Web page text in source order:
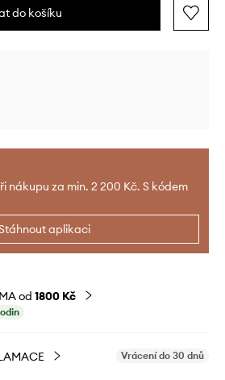
do košíku
nákupu za min. 2 200 Kč. S kódem
aplikaci
od 1800 Kč
Vrácení do 30 dnů